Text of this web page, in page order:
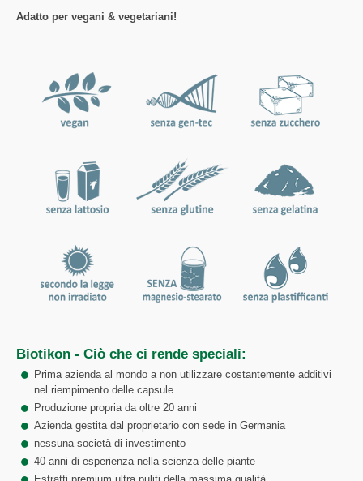
Adatto per vegani & vegetariani!
Biotikon - Ciò che ci rende speciali:
Prima azienda al mondo a non utilizzare costantemente additivi
nel riempimento delle capsule
Produzione propria da oltre 20 anni
Azienda gestita dal proprietario con sede in Germania
nessuna società di investimento
40 anni di esperienza nella scienza delle piante